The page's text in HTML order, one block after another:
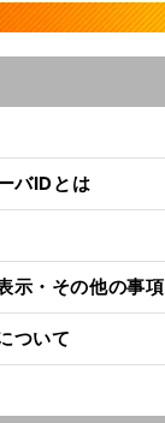
バIDとは
示・その他の事項
ついて